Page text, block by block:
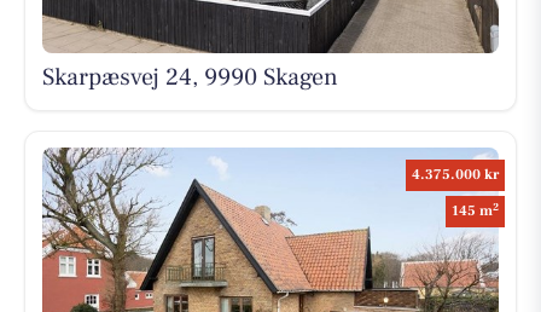
Skarpæsvej 24, 9990 Skagen
4.375.000 kr
145 m2